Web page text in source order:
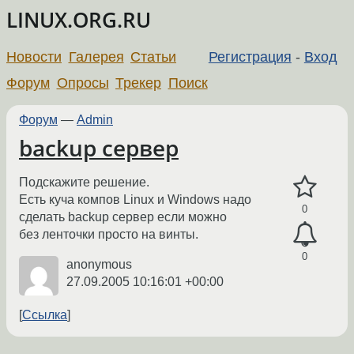
LINUX.ORG.RU
Регистрация - Вход
Новости Галерея Статьи
Форум Опросы Трекер Поиск
Форум — Admin
backup сервер
0
0
Подскажите решение.
Есть куча компов Linux и Windows надо
сделать backup сервер если можно
без ленточки просто на винты.
anonymous
27.09.2005 10:16:01 +00:00
Ссылка